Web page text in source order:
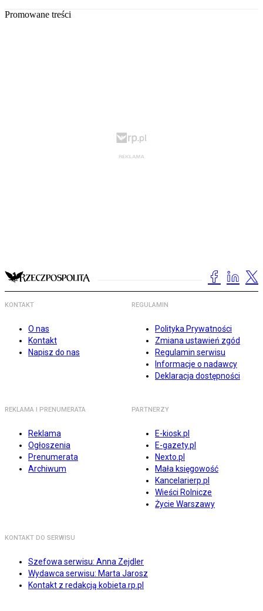
Promowane treści
KONTAKT
O nas
Kontakt
Napisz do nas
REGULAMIN
Polityka Prywatności
Zmiana ustawień zgód
Regulamin serwisu
Informacje o nadawcy
Deklaracja dostępności
REKLAMA I PRENUMERATA
Reklama
Ogłoszenia
Prenumerata
Archiwum
PARTNERZY
E-kiosk.pl
E-gazety.pl
Nexto.pl
Mała księgowość
Kancelarierp.pl
Wieści Rolnicze
Życie Warszawy
KONTAKT DO SERWISU
Szefowa serwisu: Anna Zejdler
Wydawca serwisu: Marta Jarosz
Kontakt z redakcją kobieta.rp.pl